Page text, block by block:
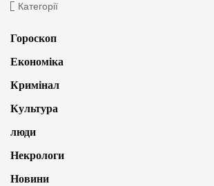
Категорії
Гороскоп
Економіка
Кримінал
Культура
люди
Некрологи
Новини